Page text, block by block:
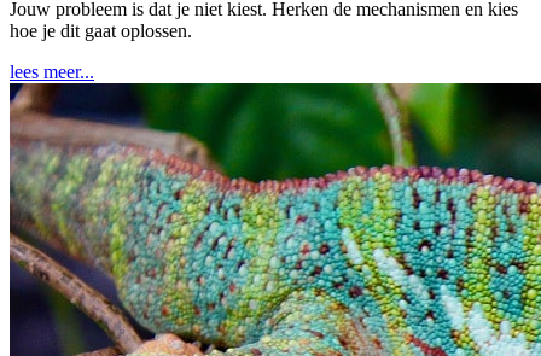
Jouw probleem is dat je niet kiest. Herken de mechanismen en kies
hoe je dit gaat oplossen.
lees meer...